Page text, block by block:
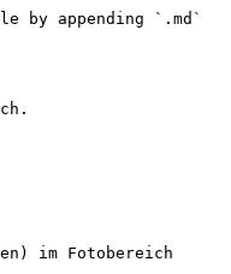
by appending `.md`
im Fotobereich